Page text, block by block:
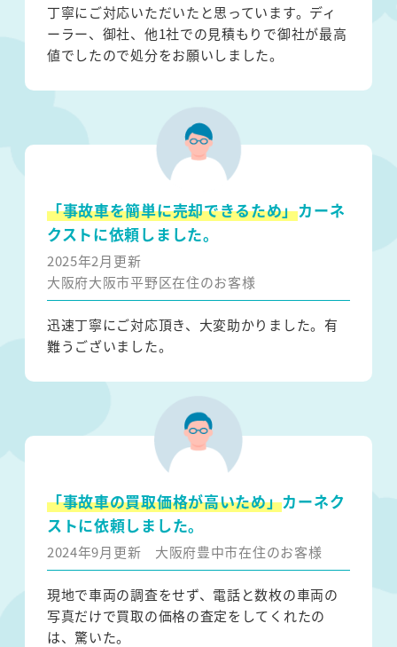
丁寧にご対応いただいたと思っています。ディ
ーラー、御社、他1社での見積もりで御社が最高
値でしたので処分をお願いしました。
「事故車を簡単に売却できるため」カーネ
クストに依頼しました。
2025年2月更新
大阪府大阪市平野区在住のお客様
迅速丁寧にご対応頂き、大変助かりました。有
難うございました。
「事故車の買取価格が高いため」カーネク
ストに依頼しました。
2024年9月更新 大阪府豊中市在住のお客様
現地で車両の調査をせず、電話と数枚の車両の
写真だけで買取の価格の査定をしてくれたの
は、驚いた。